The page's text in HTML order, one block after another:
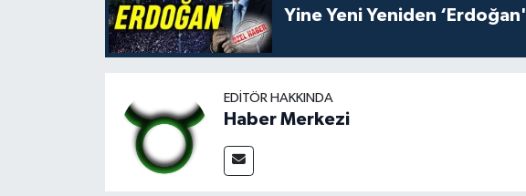
Yine Yeni Yeniden ‘Erdoğan'
EDITÖR HAKKINDA
Haber Merkezi